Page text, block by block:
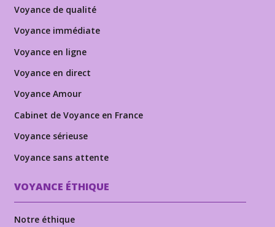
Voyance de qualité
Voyance immédiate
Voyance en ligne
Voyance en direct
Voyance Amour
Cabinet de Voyance en France
Voyance sérieuse
Voyance sans attente
VOYANCE ÉTHIQUE
Notre éthique